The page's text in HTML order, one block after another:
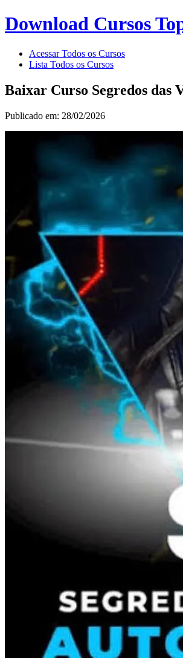
Download Cursos
Acessar Todos os Cursos
Lista Todos os Cursos
Baixar Curso Segredos das
Publicado em: 28/02/2026